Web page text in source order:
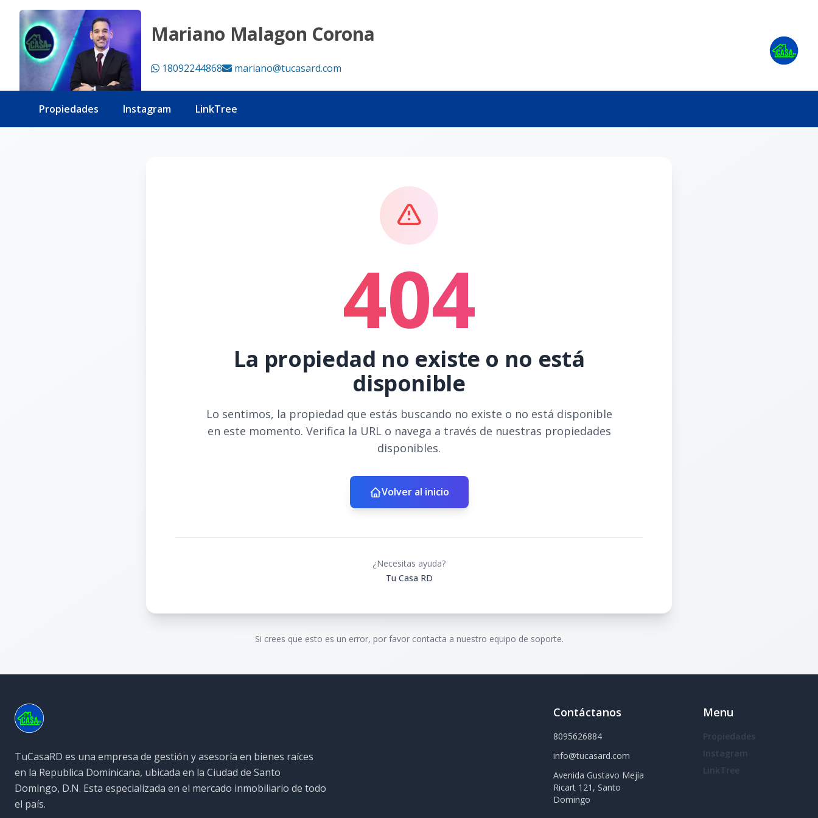
Mariano Malagon Corona
18092244868 mariano@tucasard.com
Propiedades Instagram LinkTree
404
La propiedad no existe o no está
disponible
Lo sentimos, la propiedad que estás buscando no existe o no está disponible
en este momento. Verifica la URL o navega a través de nuestras propiedades
disponibles.
Volver al inicio
¿Necesitas ayuda?
Tu Casa RD
Si crees que esto es un error, por favor contacta a nuestro equipo de soporte.
TuCasaRD es una empresa de gestión y asesoría en bienes raíces
en la Republica Dominicana, ubicada en la Ciudad de Santo
Domingo, D.N. Esta especializada en el mercado inmobiliario de todo
el país.
Contáctanos
8095626884
info@tucasard.com
Avenida Gustavo Mejía
Ricart 121, Santo
Domingo
Menu
Propiedades
Instagram
LinkTree
Página no encontrada - Tu Casa RD